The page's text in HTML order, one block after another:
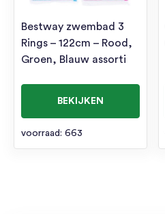
Bestway zwembad 3
Rings – 122cm – Rood,
Groen, Blauw assorti
BEKIJKEN
voorraad: 663